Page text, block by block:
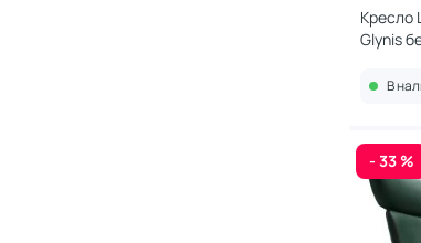
Кресло
Glynis
В
- 33 %